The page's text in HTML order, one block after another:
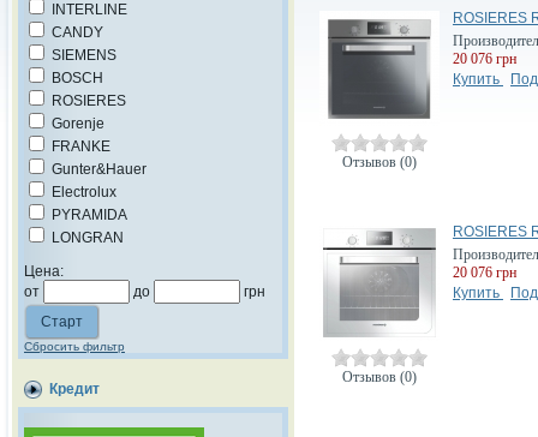
INTERLINE
CANDY
SIEMENS
BOSCH
ROSIERES
Gorenje
FRANKE
Gunter&Hauer
Electrolux
PYRAMIDA
LONGRAN
Цена:
от
до грн
Сбросить фильтр
Кредит
Отзывов (0)
ROSIERES
20 076 грн
Купить
Отзывов (0)
ROSIERES
20 076 грн
Купить